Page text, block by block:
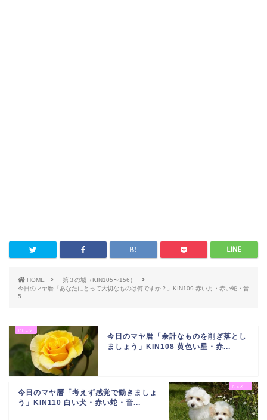
HOME
第３の城（KIN105〜156）
今日のマヤ暦「あなたにとって大切なものは何ですか？」KIN109 赤い月・赤い蛇・音
5
今日のマヤ暦「余計なものを削ぎ落とし
ましょう」KIN108 黄色い星・赤...
今日のマヤ暦「考えず感覚で動きましょ
う」KIN110 白い犬・赤い蛇・音...